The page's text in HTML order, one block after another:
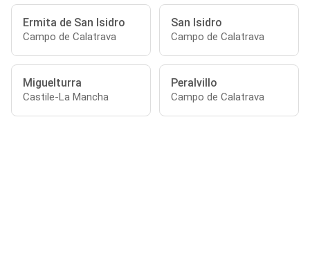
Ermita de San Isidro
Campo de Calatrava
San Isidro
Campo de Calatrava
Miguelturra
Castile-La Mancha
Peralvillo
Campo de Calatrava